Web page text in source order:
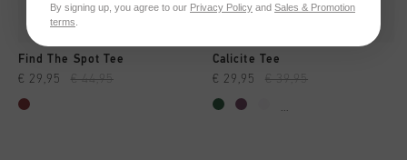
Find The Spot Tee
€ 29,95 € 44,95
Calicite Tee
€ 29,95 € 39,95
...
By signing up, you agree to our Privacy Policy and Sales & Promotion
terms